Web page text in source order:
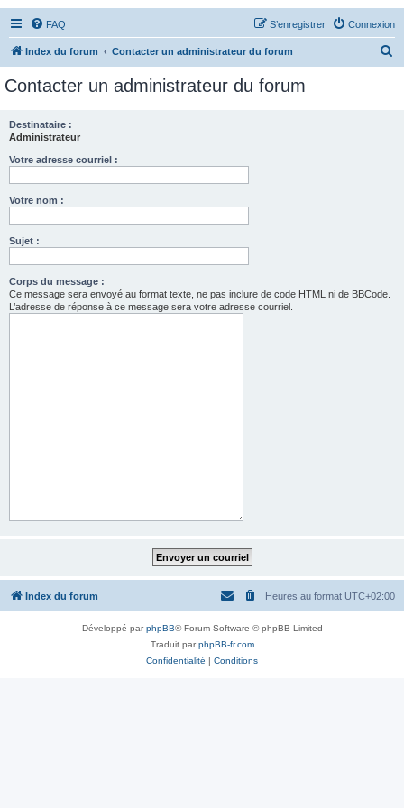
FAQ Connexion
S’enregistrer
Index du forum Contacter un administrateur du forum
Contacter un administrateur du forum
Destinataire :
Administrateur
Votre adresse courriel :
Votre nom :
Sujet :
Corps du message :
Ce message sera envoyé au format texte, ne pas inclure de code HTML ni de BBCode.
L’adresse de réponse à ce message sera votre adresse courriel.
Index du forum Heures au format UTC+02:00
Développé parphpBB® Forum Software © phpBB Limited
Traduit parphpBB-fr.com
Confidentialité | Conditions